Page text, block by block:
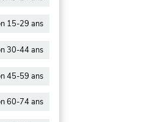
15-29 ans
30-44 ans
45-59 ans
60-74 ans